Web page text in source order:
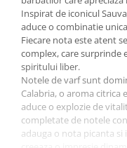
Pasta de Dinti
Periuta de Dinti
Jucarii copii
Scutece pentru Copii
Servetele Umede
Ingrijire Personala
Creme de Maini
Inspirat de iconicul
aduce o combinatie
Fiecare nota este atent
complex, care surprinde
spiritului liber.
Notele de varf sunt
Calabria, o aroma citrica
aduce o explozie de
completate de notele
adauga o nota picanta